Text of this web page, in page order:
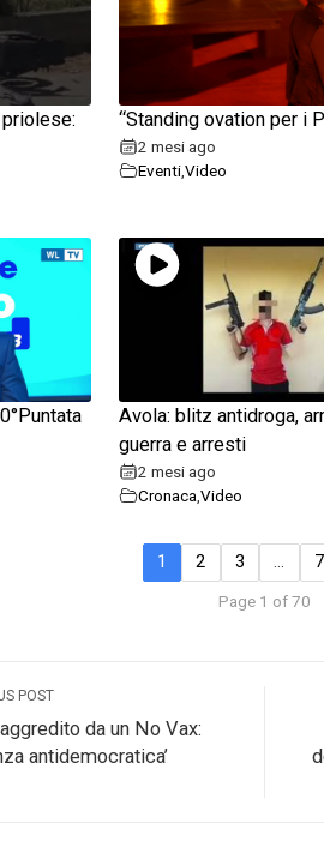
“Standing ovation per i
2 mesi ago
Eventi,Video
Avola: blitz antidroga,
guerra e arresti
2 mesi ago
Cronaca Video
1 2 3 …
Page 1 of 70
POST
da un No Vax:
antidemocratica’